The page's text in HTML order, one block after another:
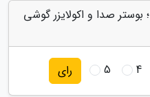
به "آشنایی با اپلیکیشن Loudly؛ بوستر صدا و اکولایزر گوشی
4
5 رای